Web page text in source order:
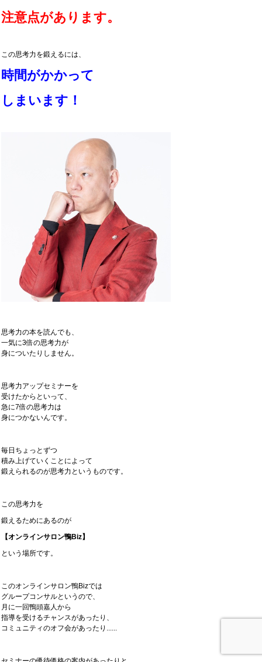
注意点があります。
この思考力を鍛えるには、
時間がかかって
しまいます！
思考力の本を読んでも、
一気に3倍の思考力が
身についたりしません。
思考力アップセミナーを
受けたからといって、
急に7倍の思考力は
身につかないんです。
毎日ちょっとずつ
積み上げていくことによって
鍛えられるのが思考力というものです。
この思考力を
鍛えるためにあるのが
【オンラインサロン鴨Biz】
という場所です。
このオンラインサロン鴨Bizでは
グループコンサルというので、
月に一回鴨頭嘉人から
指導を受けるチャンスがあったり、
コミュニティのオフ会があったり......